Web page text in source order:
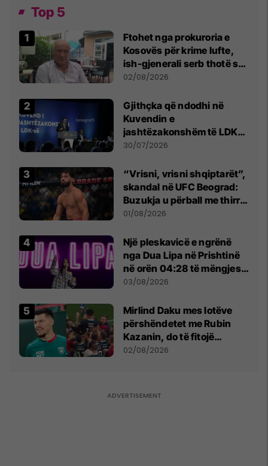
Top 5
Ftohet nga prokuroria e
Kosovës për krime lufte,
ish-gjenerali serb thotë se
dikush e tradhtoi në
02/08/2026
Gjithçka që ndodhi në
Kuvendin e
jashtëzakonshëm të LDK-
së
30/07/2026
“Vrisni, vrisni shqiptarët”,
skandal në UFC Beograd:
Buzukja u përball me thirrje
anti-shqiptare nga
01/08/2026
Një pleskavicë e ngrënë
nga Dua Lipa në Prishtinë
në orën 04:28 të mëngjesit
- dhe bota digjitale serbe
03/08/2026
Mirlind Daku mes lotëve
përshëndetet me Rubin
Kazanin, do të fitojë
miliona te Spartak Moska
02/08/2026